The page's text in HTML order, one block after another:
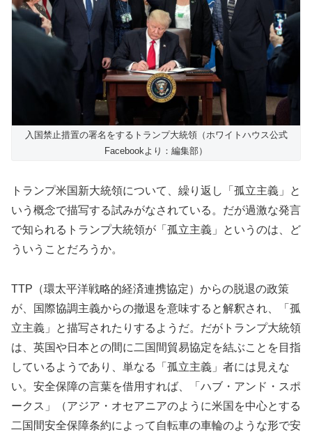
入国禁止措置の署名をするトランプ大統領（ホワイトハウス公式
Facebookより：編集部）
トランプ米国新大統領について、繰り返し「孤立主義」と
いう概念で描写する試みがなされている。だが過激な発言
で知られるトランプ大統領が「孤立主義」というのは、ど
ういうことだろうか。
TTP（環太平洋戦略的経済連携協定）からの脱退の政策
が、国際協調主義からの撤退を意味すると解釈され、「孤
立主義」と描写されたりするようだ。だがトランプ大統領
は、英国や日本との間に二国間貿易協定を結ぶことを目指
しているようであり、単なる「孤立主義」者には見えな
い。安全保障の言葉を借用すれば、「ハブ・アンド・スポ
ークス」（アジア・オセアニアのように米国を中心とする
二国間安全保障条約によって自転車の車輪のような形で安